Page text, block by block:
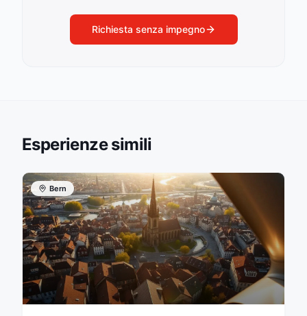
Richiesta senza impegno
Esperienze simili
Bern